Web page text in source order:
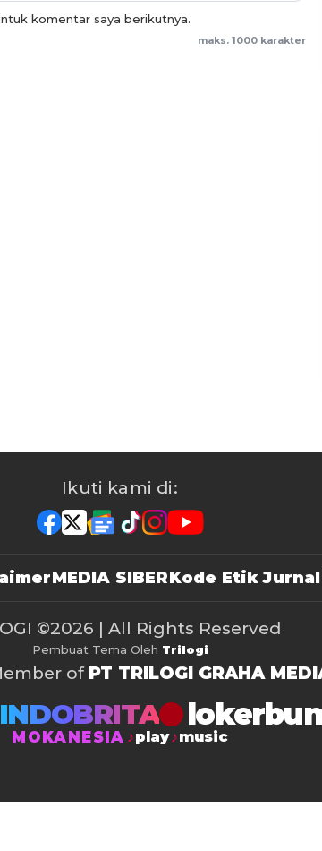
komentar saya berikutnya.
maks. 1000 karakter
Ikuti kami di:
MEDIA SIBERKode Etik
©2026 | All Rights Reserved
Pembuat Tema Oleh Trilogi
of PT TRILOGI GRAHA
INDOBRITA
MOKANESIA play music